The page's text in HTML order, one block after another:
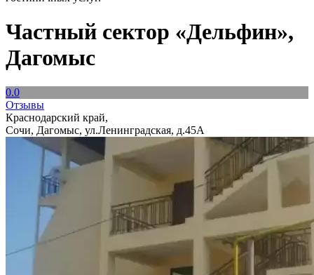
Частный сектор «Дельфин»,
Дагомыс
0.0
Отзывы
Краснодарский край,
Сочи, Дагомыс, ул.Ленинградская, д.45А